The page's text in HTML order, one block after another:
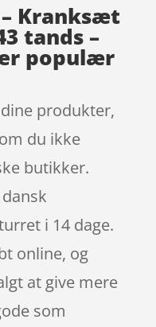
– Kranksæt
tands –
populær
produkter,
du ikke
butikker.
i 14 dage.
online, og
at give mere
som